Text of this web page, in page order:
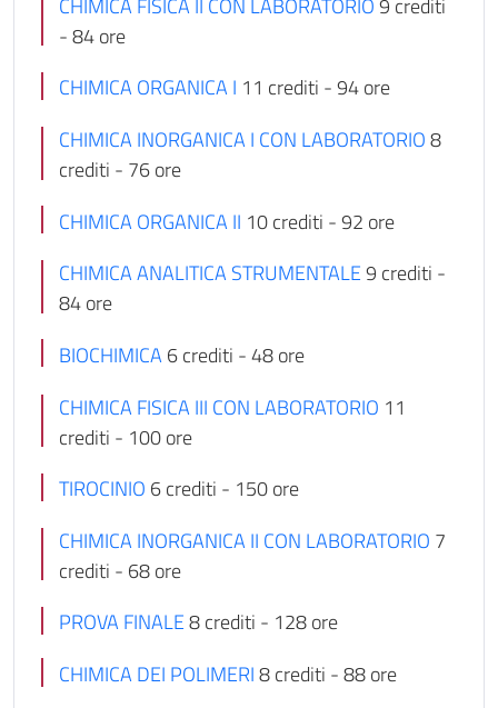
- 84 ore
CHIMICA ORGANICA I 11 crediti - 94 ore
CHIMICA INORGANICA I CON LABORATORIO8
crediti - 76 ore
CHIMICA ORGANICA II 10 crediti - 92 ore
CHIMICA ANALITICA STRUMENTALE9 crediti -
84 ore
BIOCHIMICA 6 crediti - 48 ore
CHIMICA FISICA III CON LABORATORIO 11
crediti - 100 ore
TIROCINIO 6 crediti - 150 ore
CHIMICA INORGANICA II CON LABORATORIO 7
crediti - 68 ore
PROVA FINALE8 crediti - 128 ore
CHIMICA DEI POLIMERI8 crediti - 88 ore